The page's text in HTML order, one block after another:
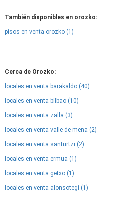
También disponibles en orozko:
pisos en venta orozko (1)
Cerca de Orozko:
locales en venta barakaldo (40)
locales en venta bilbao (10)
locales en venta zalla (3)
locales en venta valle de mena (2)
locales en venta santurtzi (2)
locales en venta ermua (1)
locales en venta getxo (1)
locales en venta alonsotegi (1)